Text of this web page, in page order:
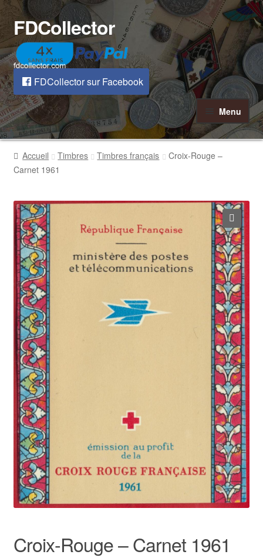
Aller
navigation
Aller
au
contenu
FDCollector
FDCollector sur Facebook
Menu
Accueil Timbres Timbres français
Croix-Rouge –
Carnet 1961
Croix-Rouge – Carnet 1961